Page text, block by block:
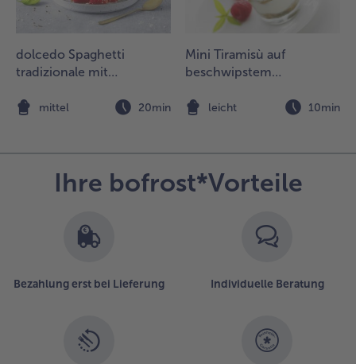
ca.
dolcedo Spaghetti
tradizionale mit
marinierten Erdbeeren
mittel 20min
Mini Tiramisù auf
beschwipstem
leicht 10min
Ihre bofrost*Vorteile
Bezahlung erst bei Lieferung Individuelle Beratung